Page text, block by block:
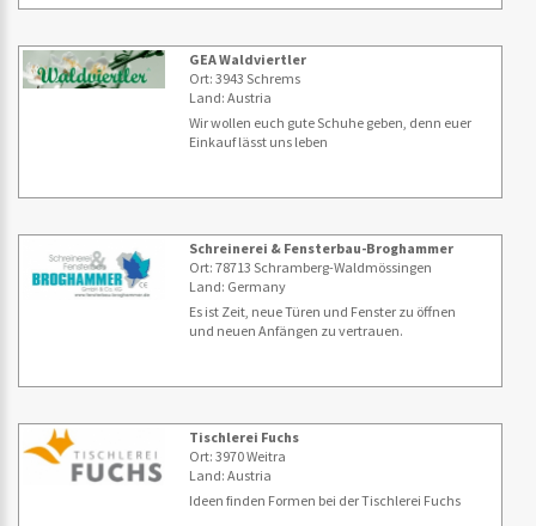
GEA Waldviertler
Ort: 3943 Schrems
Land: Austria
Wir wollen euch gute Schuhe geben, denn euer
Einkauf lässt uns leben
Schreinerei & Fensterbau-Broghammer
Ort: 78713 Schramberg-Waldmössingen
Land: Germany
Es ist Zeit, neue Türen und Fenster zu öffnen
und neuen Anfängen zu vertrauen.
Tischlerei Fuchs
Ort: 3970 Weitra
Land: Austria
Ideen finden Formen bei der Tischlerei Fuchs